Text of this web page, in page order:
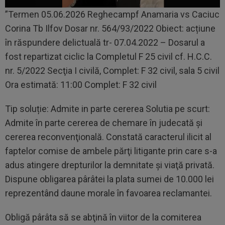
”Termen 05.06.2026 Reghecampf Anamaria vs Caciuc
Corina Tb Ilfov Dosar nr. 564/93/2022 Obiect: acțiune
în răspundere delictuală tr- 07.04.2022 – Dosarul a
fost repartizat ciclic la Completul F 25 civil cf. H.C.C.
nr. 5/2022 Secţia I civilă, Complet: F 32 civil, sala 5 civil
Ora estimată: 11:00 Complet: F 32 civil
Tip soluție: Admite in parte cererea Solutia pe scurt:
Admite în parte cererea de chemare în judecată și
cererea reconvenţională. Constată caracterul ilicit al
faptelor comise de ambele părţi litigante prin care s-a
adus atingere drepturilor la demnitate şi viaţă privată.
Dispune obligarea pârâtei la plata sumei de 10.000 lei
reprezentând daune morale în favoarea reclamantei.
Obligă pârâta să se abţină în viitor de la comiterea